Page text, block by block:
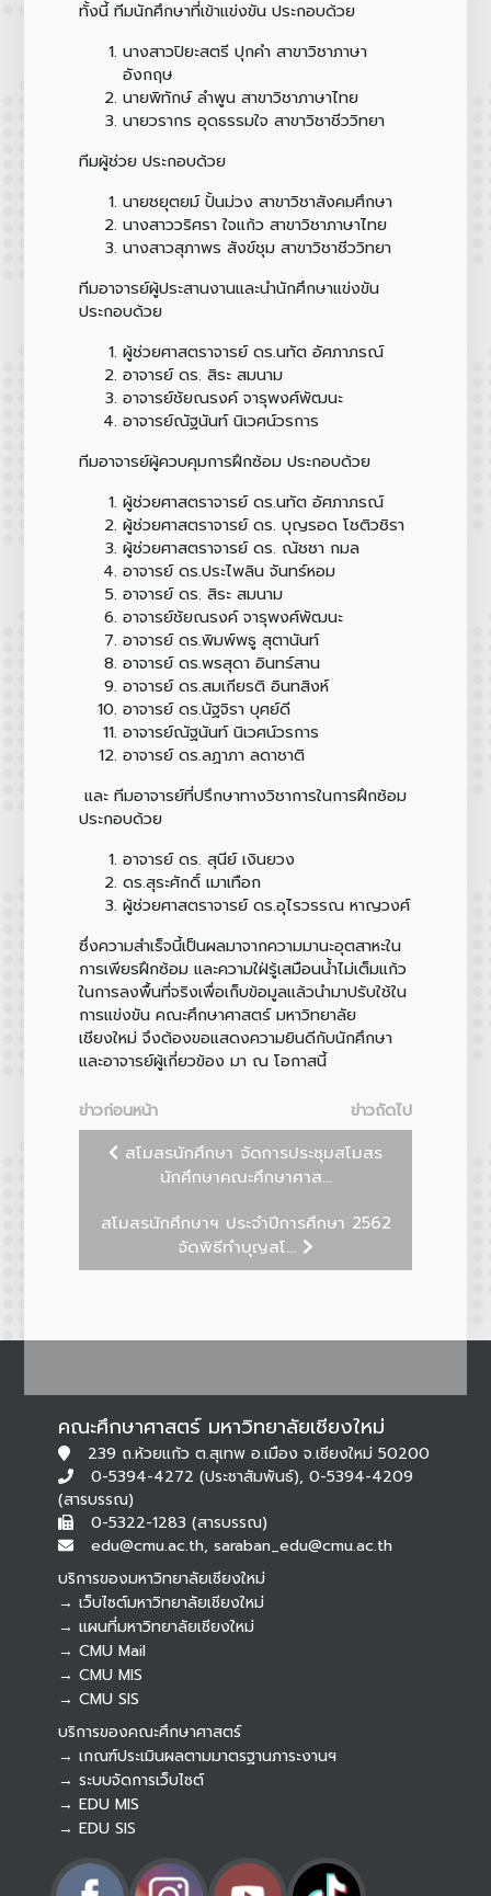
ทั้งนี้ ทีมนักศึกษาที่เข้าแข่งขัน ประกอบด้วย
นางสาวปิยะสตรี ปุกคำ สาขาวิชาภาษา
อังกฤษ
นายพิทักษ์ ลำพูน สาขาวิชาภาษาไทย
นายวรากร อุดธรรมใจ สาขาวิชาชีววิทยา
ทีมผู้ช่วย ประกอบด้วย
นายชยุตยม์ ปั้นม่วง สาขาวิชาสังคมศึกษา
นางสาววริศรา ใจแก้ว สาขาวิชาภาษาไทย
นางสาวสุภาพร สังข์ชุม สาขาวิชาชีววิทยา
ทีมอาจารย์ผู้ประสานงานและนำนักศึกษาแข่งขัน
ประกอบด้วย
ผู้ช่วยศาสตราจารย์ ดร.นทัต อัศภาภรณ์
อาจารย์ ดร. สิระ สมนาม
อาจารย์ชัยณรงค์ จารุพงศ์พัฒนะ
อาจารย์ณัฐนันท์ นิเวศน์วรการ
ทีมอาจารย์ผู้ควบคุมการฝึกซ้อม ประกอบด้วย
ผู้ช่วยศาสตราจารย์ ดร.นทัต อัศภาภรณ์
ผู้ช่วยศาสตราจารย์ ดร. บุญรอด โชติวชิรา
ผู้ช่วยศาสตราจารย์ ดร. ณัชชา กมล
อาจารย์ ดร.ประไพลิน จันทร์หอม
อาจารย์ ดร. สิระ สมนาม
อาจารย์ชัยณรงค์ จารุพงศ์พัฒนะ
อาจารย์ ดร.พิมพ์พธู สุตานันท์
อาจารย์ ดร.พรสุดา อินทร์สาน
อาจารย์ ดร.สมเกียรติ อินทสิงห์
อาจารย์ ดร.นัฐจิรา บุศย์ดี
อาจารย์ณัฐนันท์ นิเวศน์วรการ
อาจารย์ ดร.ลฏาภา ลดาชาติ
และ ทีมอาจารย์ที่ปรึกษาทางวิชาการในการฝึกซ้อม
ประกอบด้วย
อาจารย์ ดร. สุนีย์ เงินยวง
ดร.สุระศักดิ์ เมาเทือก
ผู้ช่วยศาสตราจารย์ ดร.อุไรวรรณ หาญวงศ์
ซึ่งความสำเร็จนี้เป็นผลมาจากความมานะอุตสาหะใน
การเพียรฝึกซ้อม และความใฝ่รู้เสมือนน้ำไม่เต็มแก้ว
ในการลงพื้นที่จริงเพื่อเก็บข้อมูลแล้วนำมาปรับใช้ใน
การแข่งขัน คณะศึกษาศาสตร์ มหาวิทยาลัย
เชียงใหม่ จึงต้องขอแสดงความยินดีกับนักศึกษา
และอาจารย์ผู้เกี่ยวข้อง มา ณ โอกาสนี้
ข่าวก่อนหน้า
ข่าวถัดไป
สโมสรนักศึกษา จัดการประชุมสโมสร
นักศึกษาคณะศึกษาศาส...
สโมสรนักศึกษาฯ ประจำปีการศึกษา 2562
จัดพิธีทำบุญสโ...
คณะศึกษาศาสตร์ มหาวิทยาลัยเชียงใหม่
239 ถ.ห้วยแก้ว ต.สุเทพ อ.เมือง จ.เชียงใหม่ 50200
0-5394-4272 (ประชาสัมพันธ์), 0-5394-4209
(สารบรรณ)
0-5322-1283 (สารบรรณ)
edu@cmu.ac.th, saraban_edu@cmu.ac.th
บริการของมหาวิทยาลัยเชียงใหม่
→ เว็บไซต์มหาวิทยาลัยเชียงใหม่
→ แผนที่มหาวิทยาลัยเชียงใหม่
→ CMU Mail
→ CMU MIS
→ CMU SIS
บริการของคณะศึกษาศาสตร์
→ เกณฑ์ประเมินผลตามมาตรฐานภาระงานฯ
→ ระบบจัดการเว็บไซต์
→ EDU MIS
→ EDU SIS
Botnoi Assistant
Connecting…